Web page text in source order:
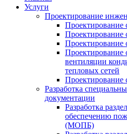
Услуги
Проектирование
Проектирование
Проектирование
Проектирование
Проектирование
вентиляции
тепловых сетей
Проектирование
Разработка
документации
Разработка
обеспечению
(МОПБ)